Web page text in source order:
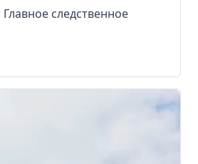
следственное